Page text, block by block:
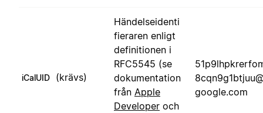
iCalUID (krävs)
Händelseidenti
fieraren enligt
definitionen i
RFC5545 (se
dokumentation
från Apple
Developer och
google.com